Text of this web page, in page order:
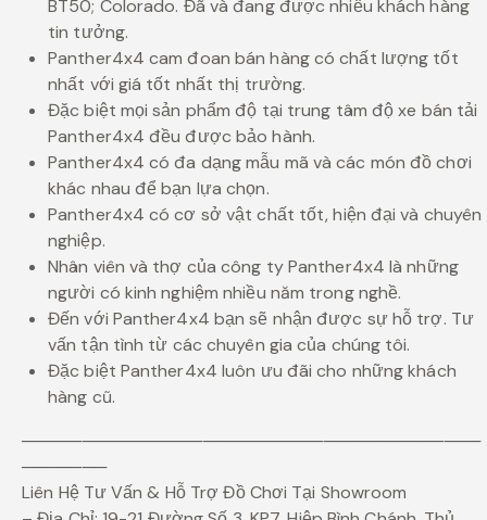
BT50; Colorado. Đã và đang được nhiều khách hàng
tin tưởng.
Panther4x4 cam đoan bán hàng có chất lượng tốt
nhất với giá tốt nhất thị trường.
Đặc biệt mọi sản phẩm độ tại trung tâm độ xe bán tải
Panther4x4 đều được bảo hành.
Panther4x4 có đa dạng mẫu mã và các món đồ chơi
khác nhau để bạn lựa chọn.
Panther4x4 có cơ sở vật chất tốt, hiện đại và chuyên
nghiệp.
Nhân viên và thợ của công ty Panther4x4 là những
người có kinh nghiệm nhiều năm trong nghề.
Đến với Panther4x4 bạn sẽ nhận được sự hỗ trợ. Tư
vấn tận tình từ các chuyên gia của chúng tôi.
Đặc biệt Panther4x4 luôn ưu đãi cho những khách
hàng cũ.
──────────────────────────────────────
───────
Liên Hệ Tư Vấn & Hỗ Trợ Đồ Chơi Tại Showroom